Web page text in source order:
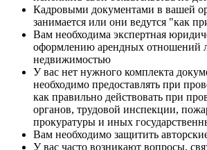
Кадровыми документами в вашей
занимается или они ведутся "как
Вам необходима экспертная
оформлению арендных отношений
недвижимостью
У вас нет нужного комплекта
необходимо предоставлять при
как правильно действовать при
органов, трудовой инспекции,
прокуратуры и иных
Вам необходимо защитить
У вас часто возникают вопросы,